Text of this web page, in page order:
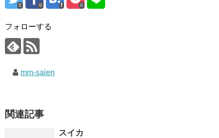
0 0 0
フォローする
mm-saien
関連記事
スイカ